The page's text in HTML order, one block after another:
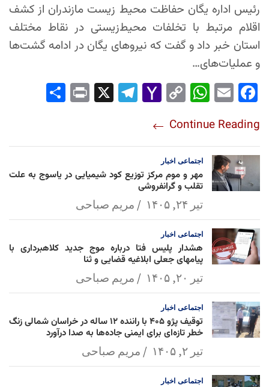
رئیس اداره یگان حفاظت محیط زیست مازندران از کشف
اقلام مرتبط با تخلفات محیط‌زیستی در نقاط مختلف
استان خبر داد و گفت که نیروهای یگان در ادامه گشت‌ها
و عملیات‌های…
Fac
ok
Em
Wh
Ap
p
Co
Lin
k
Yah
l
Tel
Pri
Continue Reading
اجتماعی اخبار
مهر و موم مرکز توزیع کود شیمیایی در یاسوج به علت
تقلب و گرانفروشی
تیر ۲۴, ۱۴۰۵ مریم صباحی
اجتماعی اخبار
هشدار پلیس فتا درباره موج جدید کلاهبرداری با
پیامهای جعلی ابلاغیه قضایی و ثنا
تیر ۲۰, ۱۴۰۵ مریم صباحی
اجتماعی اخبار
توقیف پژو ۴۰۵ با راننده ۱۲ ساله در خراسان شمالی زنگ
خطر تازه‌ای برای ایمنی جاده‌ها به صدا درآورد
تیر ۲, ۱۴۰۵ مریم صباحی
اجتماعی اخبار